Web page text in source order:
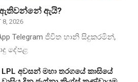
ඇතිවන්නේ ඇයි?
8, 2026
Telegram ජීවිත හානි සිදුකරමින්,
දේපළ
LPL අවසන් මහා තරගයේ කාසියේ